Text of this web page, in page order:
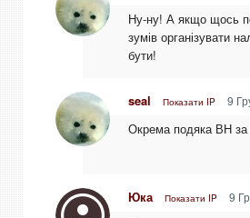
Ну-ну! А якщо щось
зумів організувати
бути!
seal Показати IP 9
Окрема подяка ВН за
Юка Показати IP 9